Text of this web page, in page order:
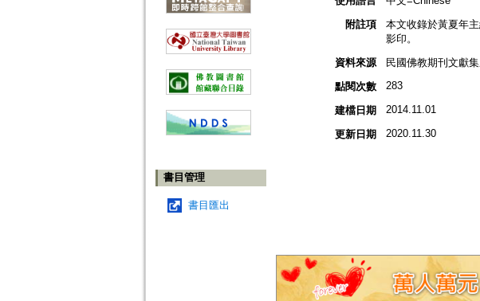
書目管理
書目匯出
附註項
本文收錄於黃夏年
影印。
資料來源
民國佛教期刊文獻
點閱次數
283
建檔日期 2014.11.01
更新日期 2020.11.30